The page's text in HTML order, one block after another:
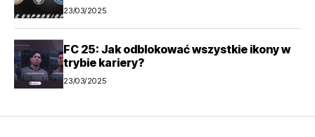
23/03/2025
FC 25: Jak odblokować wszystkie ikony w
trybie kariery?
23/03/2025